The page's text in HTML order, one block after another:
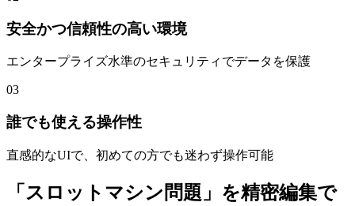
安全かつ信頼性の高い環境
エンタープライズ水準のセキュリティでデータを保護
03
誰でも使える操作性
直感的なUIで、初めての方でも迷わず操作可能
「スロットマシン問題」を精密編集で